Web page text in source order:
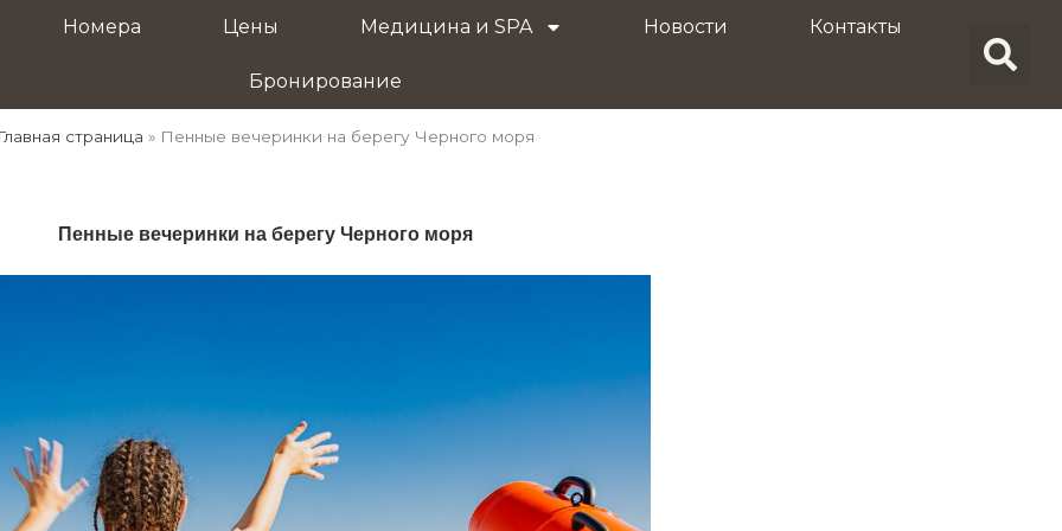
Номера Цены Медицина и SPA Новости Контакты
Бронирование
Главная страница » Пенные вечеринки на берегу Черного моря
Пенные вечеринки на берегу Черного моря